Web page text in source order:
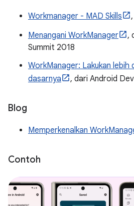
Workmanager - MAD Skills
Menangani WorkManager
,
Summit 2018
WorkManager: Lakukan
dasarnya
, dari Android
Blog
Memperkenalkan
Contoh